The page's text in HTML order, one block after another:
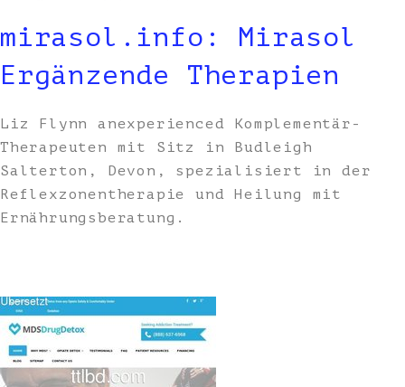
mirasol.info: Mirasol
Ergänzende Therapien
Liz Flynn anexperienced Komplementär-
Therapeuten mit Sitz in Budleigh
Salterton, Devon, spezialisiert in der
Reflexzonentherapie und Heilung mit
Ernährungsberatung.